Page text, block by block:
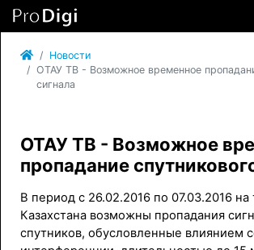
Новости
ОТАУ ТВ - Возможное временное
сигнала
ОТАУ ТВ - Возможное
пропадание
В период с 26.02.2016 по 07.03.2016 на
Казахстана возможны пропадания
спутников, обусловленные влиянием